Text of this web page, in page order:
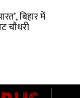
बिहार में
चौधरी